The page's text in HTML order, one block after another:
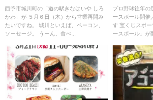
みたい
西予市城川町の「道の駅きなはいや しろ
かわ」が ５月６日（木）から営業再開み
たいですね。 城川といえば、ベーコン、
ソーセージ。 うーん、食べ...
洲
プロ野球往年の
ースボール開催
す 宝くじスポ
ースボール」が